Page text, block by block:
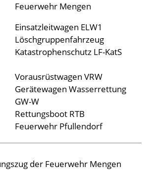
Feuerwehr Mengen
Einsatzleitwagen ELW1
Löschgruppenfahrzeug
Katastrophenschutz LF-KatS
Vorausrüstwagen VRW
Gerätewagen Wasserrettung
GW-W
Rettungsboot RTB
Feuerwehr Pfullendorf
der Feuerwehr Mengen